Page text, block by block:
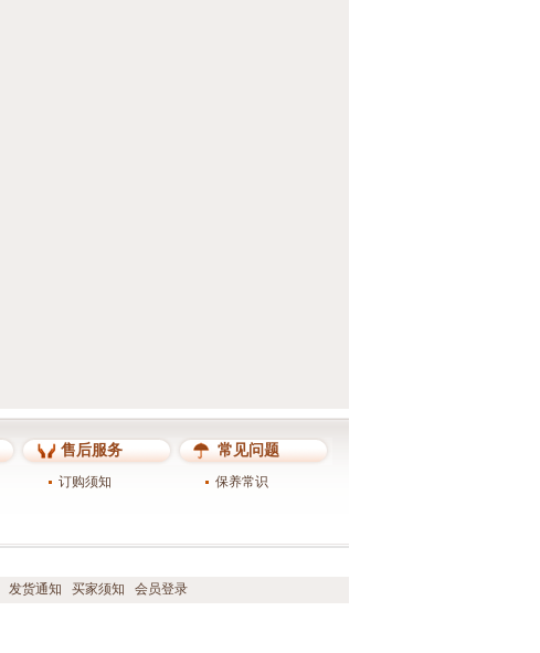
售后服务
订购须知
常见问题
保养常识
发货通知 买家须知 会员登录